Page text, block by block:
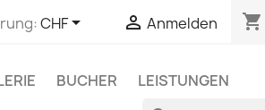
CHF  Anmelden shopping_cart
BUCHER LEISTUNGEN